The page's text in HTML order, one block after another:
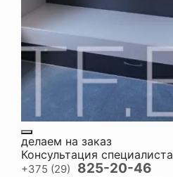
делаем на заказ
Консультация специалиста
+375 (29) 825-20-46